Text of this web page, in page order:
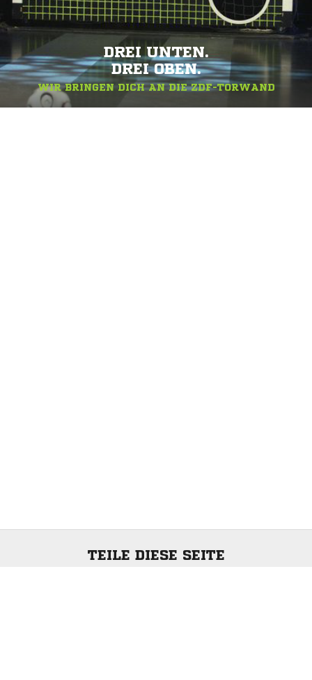
DREI UNTEN.
DREI OBEN.
WIR BRINGEN DICH AN DIE ZDF-TORWAND
TEILE DIESE SEITE